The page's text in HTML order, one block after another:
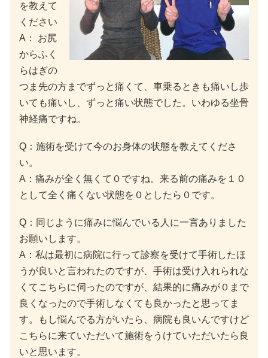
を教えて
ください
A： お尻
からふく
らはぎの
つま先の方までずっと痛くて、車乗るときも痛いし歩
いても痛いし、ずっと痛い状態でした。いわゆる坐骨
神経痛ですね。
Q：施術を受けて今のお身体の状態を教えてくださ
い。
A：痛みが全く無くて０ですね。来る前の痛みを１０
として全く痛くない状態を０としたら０です。
Q：同じように痛みに悩んでいる人に一言ありました
お願いします。
A：私は最初に病院に行って診察を受けて手術したほ
うが良いと言われたのですが、手術は受け入れられな
くてこちらに伺ったのですが、結果的に痛みが０まで
良くなったので手術しなくても良かったと思ってま
す。もし悩んでる方がいたら、病院も良いんですけど
こちらに来ていただいて施術をうけていただいたら良
いと思います。